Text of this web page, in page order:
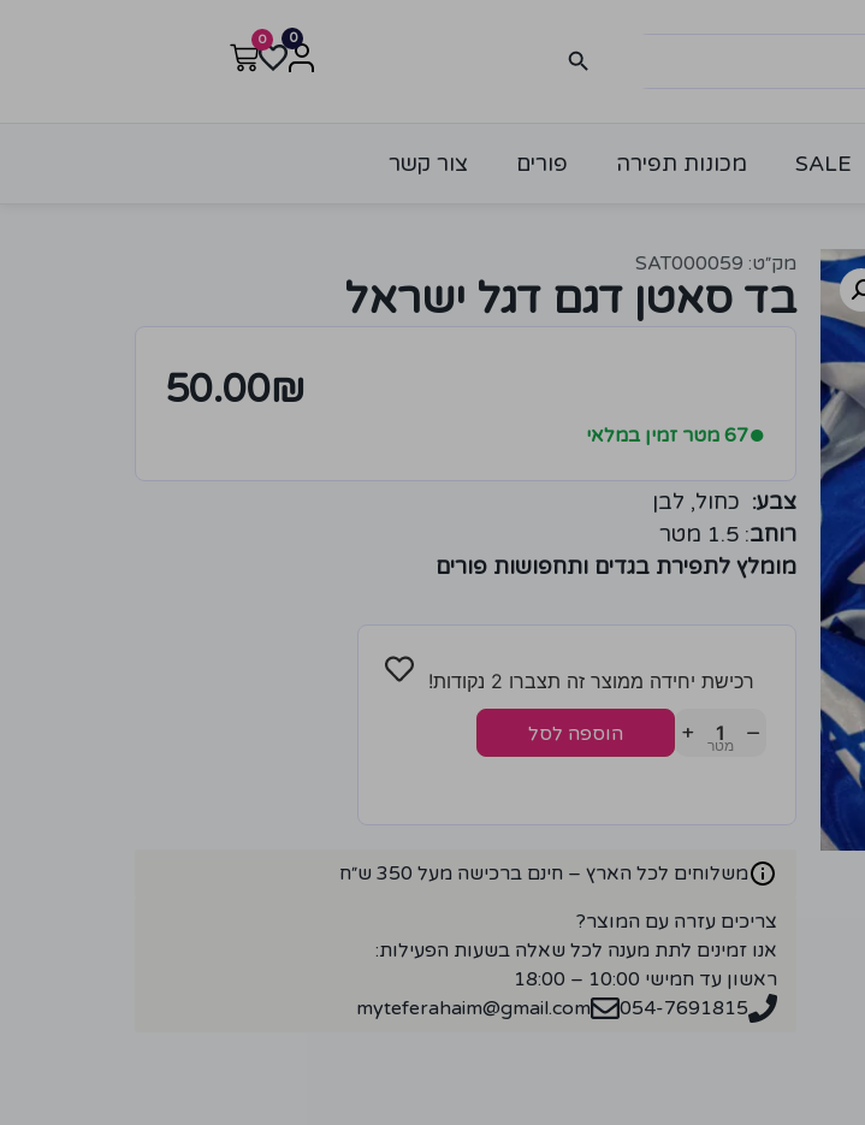
0
0
SALE מכונות תפירה פורים צור קשר
מק״ט: SAT000059
בד סאטן דגם דגל ישראל
50.00₪
●67 מטר זמין במלאי
צבע: כחול, לבן
רוחב: 1.5 מטר
מומלץ לתפירת בגדים ותחפושות פורים
רכישת יחידה ממוצר זה תצברו 2 נקודות!
−
+ הוספה לסל
משלוחים לכל הארץ – חינם ברכישה מעל 350 ש״ח
צריכים עזרה עם המוצר?
אנו זמינים לתת מענה לכל שאלה בשעות הפעילות:
ראשון עד חמישי 10:00 – 18:00
054-7691815
myteferahaim@gmail.com